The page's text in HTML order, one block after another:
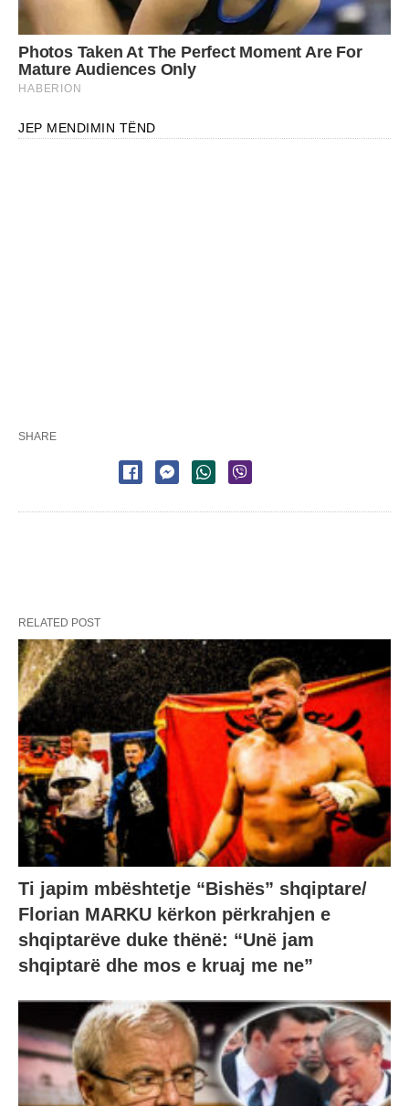
JEP MENDIMIN TËND
SHARE
RELATED POST
Ti japim mbështetje “Bishës” shqiptare/
Florian MARKU kërkon përkrahjen e
shqiptarëve duke thënë: “Unë jam
shqiptarë dhe mos e kruaj me ne”